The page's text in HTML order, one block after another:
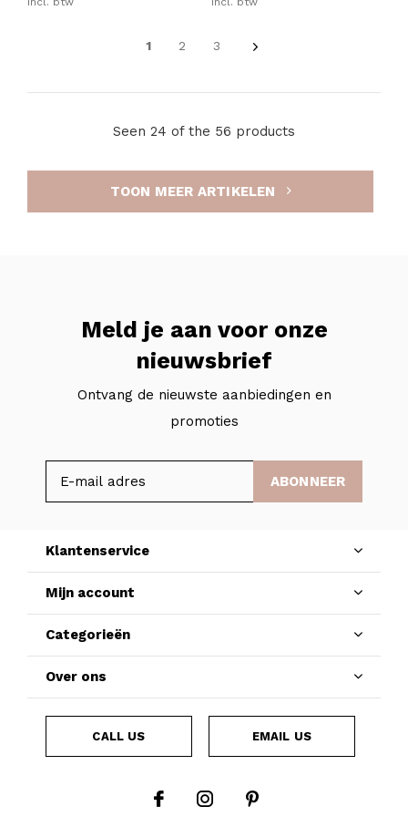
1 2 3
Seen 24 of the 56 products
TOON MEER ARTIKELEN
Meld je aan voor onze
nieuwsbrief
Ontvang de nieuwste aanbiedingen en
promoties
ABONNEER
Klantenservice
Mijn account
Categorieën
Over ons
CALL US EMAIL US